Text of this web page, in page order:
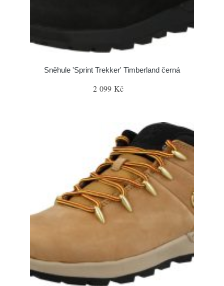
Sněhule 'Sprint Trekker' Timberland černá
2 099 Kč